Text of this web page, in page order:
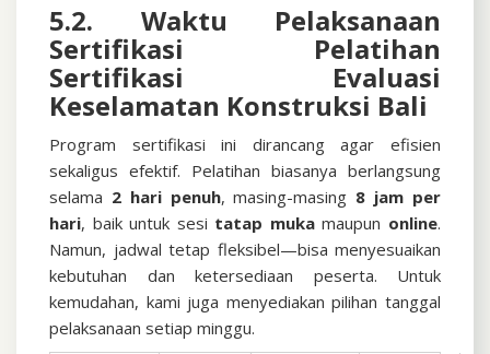
5.2. Waktu Pelaksanaan
Sertifikasi Pelatihan
Sertifikasi Evaluasi
Keselamatan Konstruksi Bali
Program sertifikasi ini dirancang agar efisien
sekaligus efektif. Pelatihan biasanya berlangsung
selama 2 hari penuh, masing-masing 8 jam per
hari, baik untuk sesi tatap mukamaupun online.
Namun, jadwal tetap fleksibel—bisa menyesuaikan
kebutuhan dan ketersediaan peserta. Untuk
kemudahan, kami juga menyediakan pilihan tanggal
pelaksanaan setiap minggu.